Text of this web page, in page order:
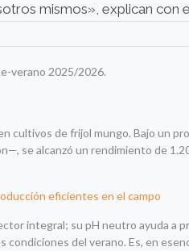
mismos», explican con
verano 2025/2026.
cultivos de frijol mungo. Bajo un
se alcanzó un rendimiento de
eficientes en el campo
integral; su pH neutro ayuda a
del verano. Es, en